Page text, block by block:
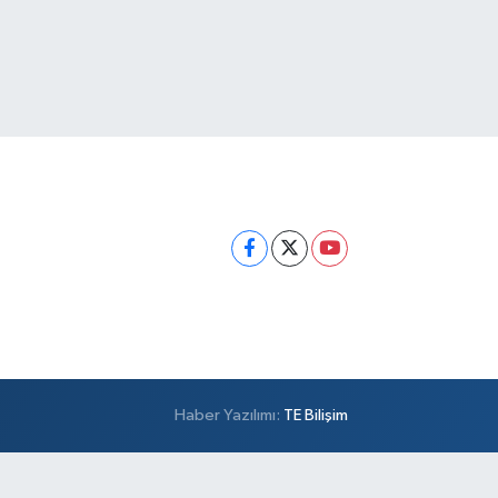
Haber Yazılımı: TE Bilişim